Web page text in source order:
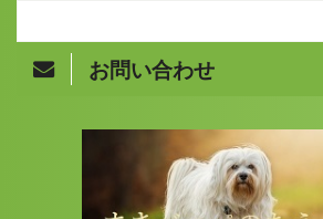
お問い合わせ
Copyright© まきバッパのちえぶろ